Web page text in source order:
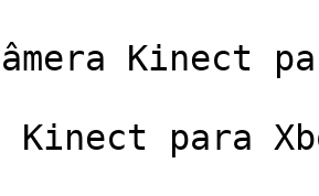
Kinect
Kinect para